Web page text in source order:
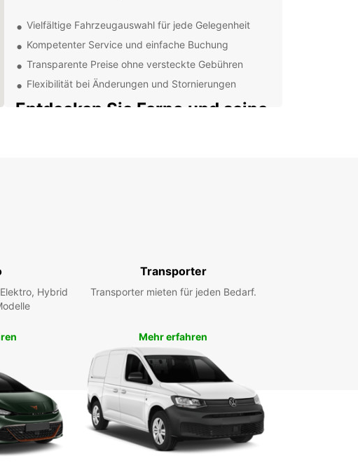
Vielfältige Fahrzeugauswahl für jede Gelegenheit
Kompetenter Service und einfache Buchung
Transparente Preise ohne versteckte Gebühren
Flexibilität bei Änderungen und Stornierungen
Entdecken Sie Ferno und seine
Von kompakten Stadtautos bis hin zu geräumigen
Familienwagen, Europcar hat das passende Fahrzeug
gewartet und gereinigt, um Ihnen ein sicheres und
komfortables Fahrerlebnis zu bieten.
Buchen Sie noch heute Ihren
Mietwagen in Ferno
Nutzen Sie die einfache Online-Buchung von Europcar
und sichern Sie sich Ihr Wunschfahrzeug für Ihren
Hybrid
Transporter
Transporter mieten für jeden Bedarf.
Mehr erfahren